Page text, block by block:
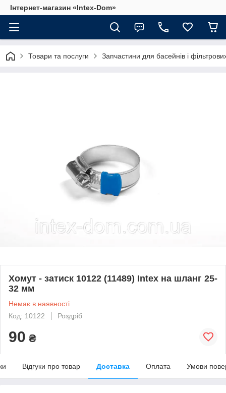
Інтернет-магазин «Intex-Dom»
Товари та послуги Запчастини для басейнів і
Хомут - затиск 10122 (11489) Intex на шланг 25-
32 мм
Немає в наявності
Код: 10122
Роздріб
90 ₴
Відгуки про товар Доставка Оплата Умови